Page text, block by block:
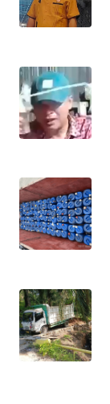
SULUT
MALUKU
WN
MALUT
DAIRI
WN
DANAU
WN
NIAS
WN